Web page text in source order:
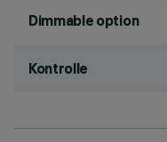
Dimmable option
Kontrolle